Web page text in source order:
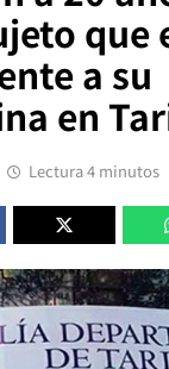
que
a su
en
Lectura 4 minutos